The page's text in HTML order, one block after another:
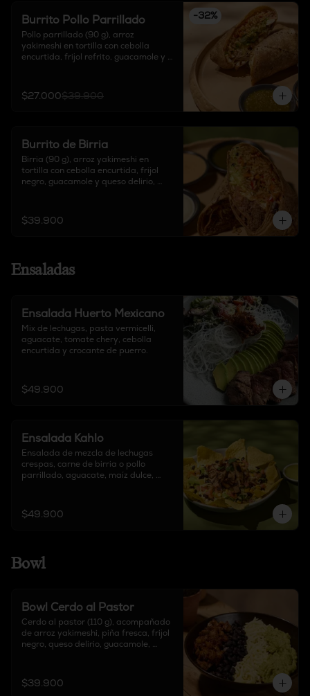
-32%
Burrito Pollo Parrillado
Pollo parrillado (90 g), arroz
yakimeshi en tortilla con cebolla
encurtida, frijol refrito, guacamole y
tomate verde.
$27.000$39.900
Burrito de Birria
Birria (90 g), arroz yakimeshi en
tortilla con cebolla encurtida, frijol
negro, guacamole y queso delirio,
$39.900
Ensaladas
Ensalada Huerto Mexicano
Mix de lechugas, pasta vermicelli,
aguacate, tomate chery, cebolla
encurtida y crocante de puerro.
$49.900
Ensalada Kahlo
Ensalada de mezcla de lechugas
crespas, carne de birria o pollo
parrillado, aguacate, maíz dulce,
salsa mar y tierra.
$49.900
Bowl
Bowl Cerdo al Pastor
Cerdo al pastor (110 g), acompañado
de arroz yakimeshi, piña fresca, frijol
negro, queso delirio, guacamole,
$39.900